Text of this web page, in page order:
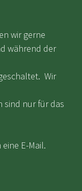
wir gerne
während der
Wir
sind nur für das
E-Mail.